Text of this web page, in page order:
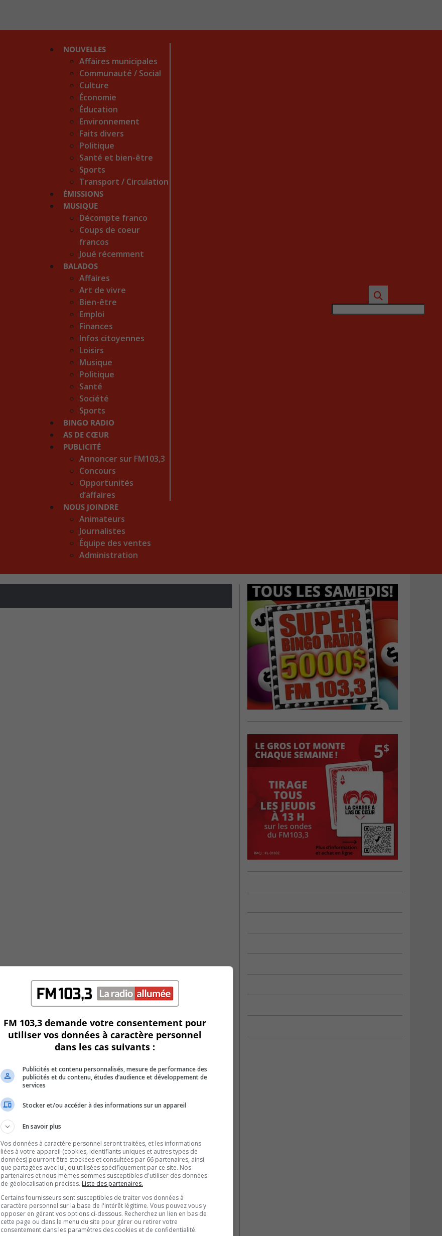
NOUVELLES
Affaires municipales
Communauté / Social
Culture
Économie
Éducation
Environnement
Faits divers
Politique
Santé et bien-être
Sports
Transport / Circulation
ÉMISSIONS
MUSIQUE
Décompte franco
Coups de coeur
francos
Joué récemment
BALADOS
Affaires
Art de vivre
Bien-être
Emploi
Finances
Infos citoyennes
Loisirs
Musique
Politique
Santé
Société
Sports
BINGO RADIO
AS DE CŒUR
PUBLICITÉ
Annoncer sur FM103,3
Concours
Opportunités
d’affaires
NOUS JOINDRE
Animateurs
Journalistes
Équipe des ventes
Administration
FM 103,3 demande votre consentement pour
utiliser vos données à caractère personnel
dans les cas suivants :
Publicités et contenu personnalisés, mesure de performance des
publicités et du contenu, études d’audience et développement de
services
Stocker et/ou accéder à des informations sur un appareil
En savoir plus
Vos données à caractère personnel seront traitées, et les informations
liées à votre appareil (cookies, identifiants uniques et autres types de
données) pourront être stockées et consultées par 66 partenaires, ainsi
que partagées avec lui, ou utilisées spécifiquement par ce site. Nos
partenaires et nous-mêmes sommes susceptibles d'utiliser des données
de géolocalisation précises. Liste des partenaires.
Certains fournisseurs sont susceptibles de traiter vos données à
caractère personnel sur la base de l'intérêt légitime. Vous pouvez vous y
opposer en gérant vos options ci-dessous. Recherchez un lien en bas de
cette page ou dans le menu du site pour gérer ou retirer votre
consentement dans les paramètres des cookies et de confidentialité.